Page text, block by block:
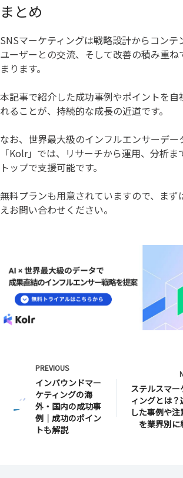
まとめ
SNSマーケティングは戦略設計からコンテ
ユーザーとの交流、そして改善の積み重ね
まります。
本記事で紹介した成功事例やポイントを自
れることが、持続的な成長の近道です。
なお、世界最大級のインフルエンサーデー
「Kolr」では、リサーチから運用、分析ま
トップで支援可能です。
無料プランも用意されていますので、まず
えお問い合わせください。
PREVIOUS
インバウンドマー
ケティングの海
外・国内の成功事
例｜成功のポイン
トも解説
ステルスマー
ィングとは？
した事例や注
を業界別に